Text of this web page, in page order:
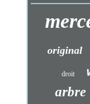
original
droit
arbre